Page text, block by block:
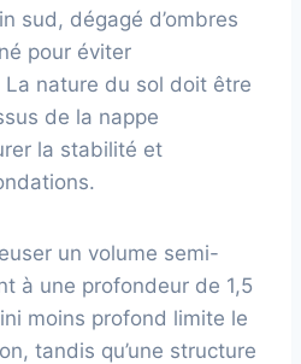
sud, dégagé d’ombres
pour éviter
La nature du sol doit être
de la nappe
la stabilité et
un volume semi-
à une profondeur de 1,5
moins profond limite le
tandis qu’une structure